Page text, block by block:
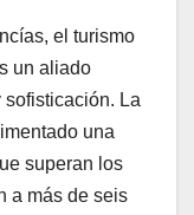
el turismo
un aliado
La
una
superan los
a más de seis